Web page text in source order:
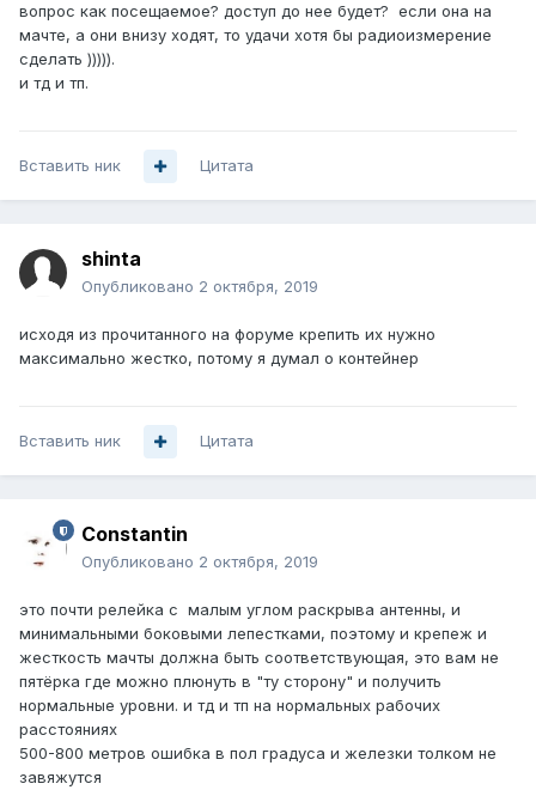
вопрос как посещаемое? доступ до нее будет? если она на
мачте, а они внизу ходят, то удачи хотя бы радиоизмерение
сделать ))))).
и тд и тп.
Вставить ник Цитата
shinta
Опубликовано 2 октября, 2019
исходя из прочитанного на форуме крепить их нужно
максимально жестко, потому я думал о контейнер
Вставить ник Цитата
Constantin
Опубликовано 2 октября, 2019
это почти релейка с малым углом раскрыва антенны, и
минимальными боковыми лепестками, поэтому и крепеж и
жесткость мачты должна быть соответствующая, это вам не
пятёрка где можно плюнуть в "ту сторону" и получить
нормальные уровни. и тд и тп на нормальных рабочих
расстояниях
500-800 метров ошибка в пол градуса и железки толком не
завяжутся